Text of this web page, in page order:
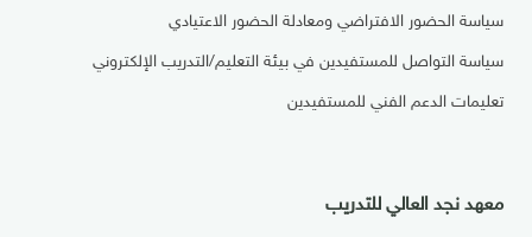
سياسة الحضور الافتراضي ومعادلة الحضور الاعتيادي
سياسة التواصل للمستفيدين في بيئة التعليم/التدريب الإلكتروني
تعليمات الدعم الفني للمستفيدين
معهد نجد العالي للتدريب